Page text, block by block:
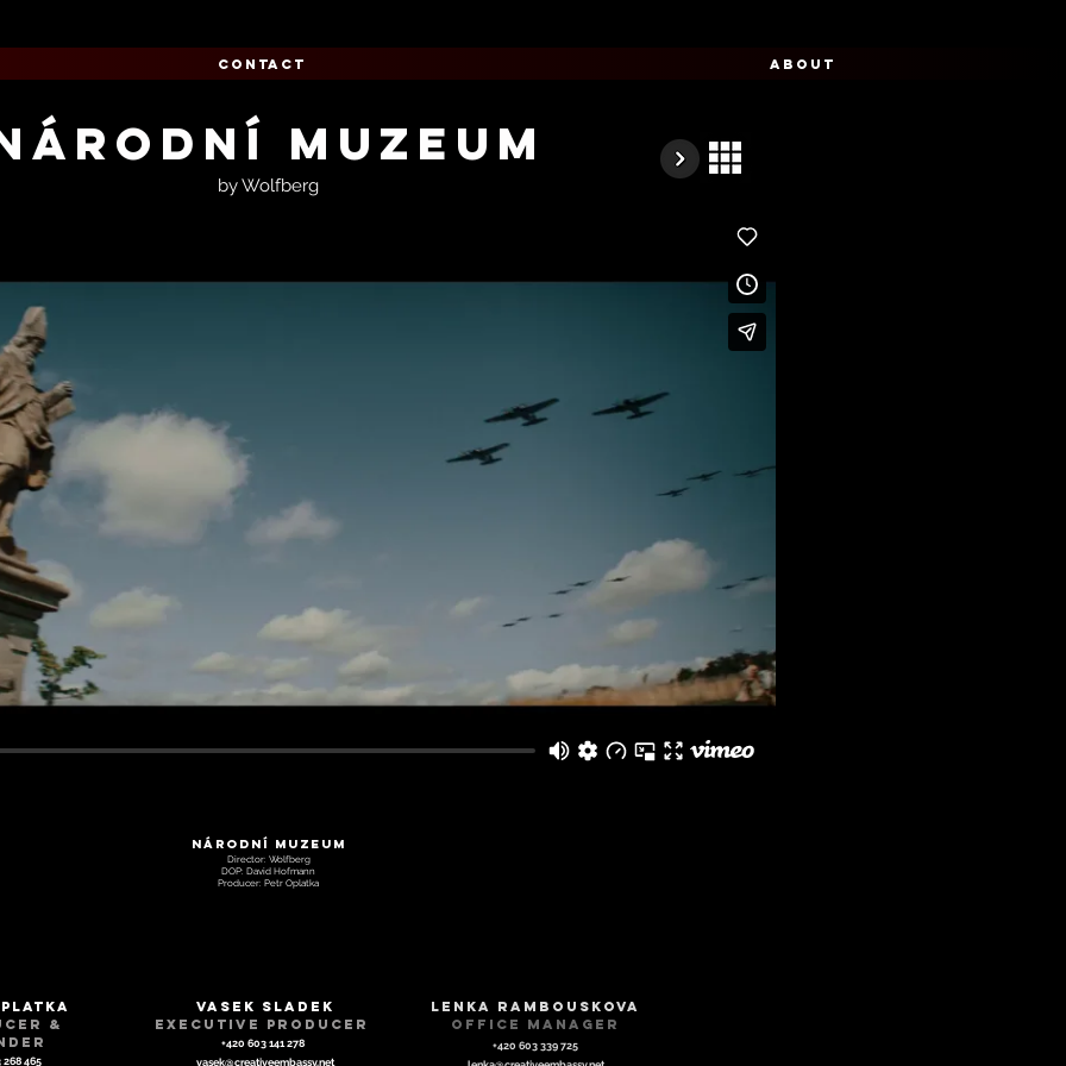
CONTACT ABOUT
muzeum
by Wolfberg
Národní muzeum
Director: Wolfberg
DOP: David Hofmann
Producer: Petr Oplatka
&
268 465
vasek sladek
executive Producer
+420 603 141 278
vasek@creativeembassy.net
lenka rambouskova
office manager
+420 603 339 725